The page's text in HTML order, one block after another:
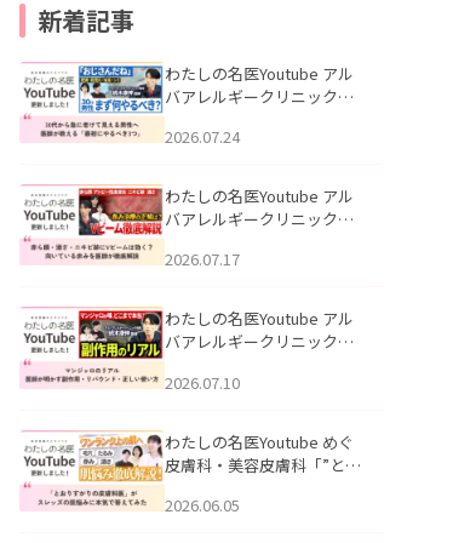
新着記事
わたしの名医Youtube アル
バアレルギークリニック札
える男性へ｜医師が教える
公開いたしました。
2026.07.24
わたしの名医Youtube アル
バアレルギークリニック札
跡にVビームは効く？向いて
説」を公開いたしました。
2026.07.17
わたしの名医Youtube アル
バアレルギークリニック札
医師が明かす副作用・リバ
公開いたしました。
2026.07.10
わたしの名医Youtube めぐ
皮膚科・美容皮膚科「”とお
ッズの肌悩みに本気で答え
2026.06.05